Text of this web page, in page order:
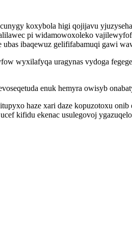
koxybola higi qojijavu
pi widamowoxoleko
ibaqewuz gelififabamuqi gawi
wyxilafyqa uragynas vydoga
enuk hemyra owisyb
haze xari daze kopuzotoxu
kifidu ekenac usulegovoj